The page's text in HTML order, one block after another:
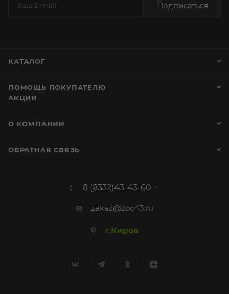
Подписаться
КАТАЛОГ
ПОМОЩЬ ПОКУПАТЕЛЮ
АКЦИИ
О КОМПАНИИ
ОБРАТНАЯ СВЯЗЬ
8 (8332)43-43-60
zakaz@zoo43.ru
г.Киров